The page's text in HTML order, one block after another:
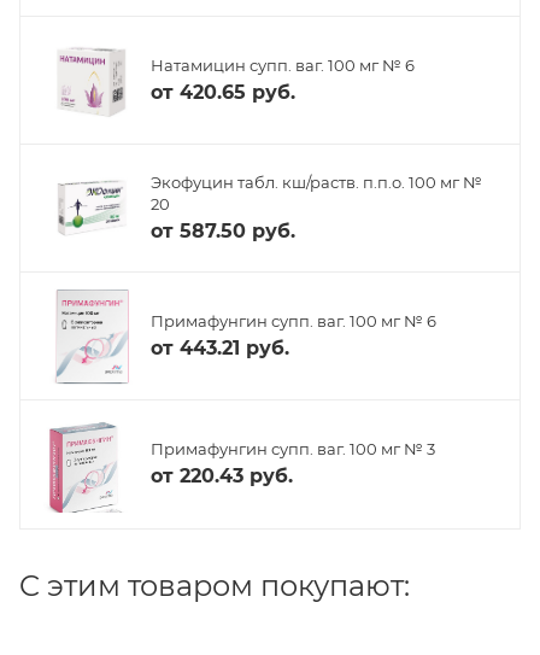
Натамицин супп. ваг. 100 мг № 6
от 420.65 руб.
Экофуцин табл. кш/раств. п.п.о. 100 мг №
20
от 587.50 руб.
Примафунгин супп. ваг. 100 мг № 6
от 443.21 руб.
Примафунгин супп. ваг. 100 мг № 3
от 220.43 руб.
C этим товаром покупают: